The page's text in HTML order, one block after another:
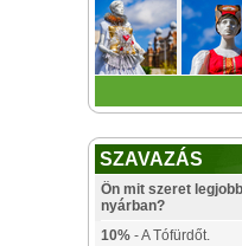
SZAVAZÁS
Ön mit szeret
nyárban?
10% - A Tófürdőt.